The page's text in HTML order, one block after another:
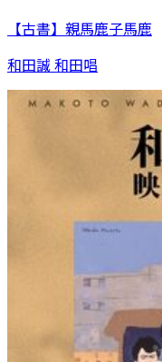
【古書】親馬鹿子馬鹿
和田誠 和田唱